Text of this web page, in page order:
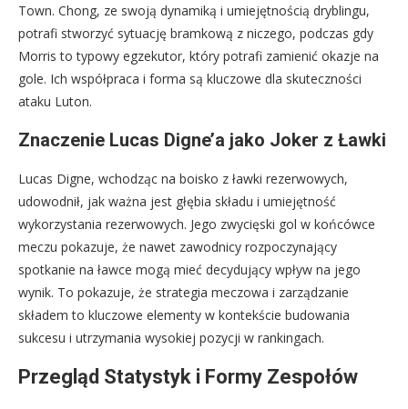
Town. Chong, ze swoją dynamiką i umiejętnością dryblingu,
potrafi stworzyć sytuację bramkową z niczego, podczas gdy
Morris to typowy egzekutor, który potrafi zamienić okazje na
gole. Ich współpraca i forma są kluczowe dla skuteczności
ataku Luton.
Znaczenie Lucas Digne’a jako Joker z Ławki
Lucas Digne, wchodząc na boisko z ławki rezerwowych,
udowodnił, jak ważna jest głębia składu i umiejętność
wykorzystania rezerwowych. Jego zwycięski gol w końcówce
meczu pokazuje, że nawet zawodnicy rozpoczynający
spotkanie na ławce mogą mieć decydujący wpływ na jego
wynik. To pokazuje, że strategia meczowa i zarządzanie
składem to kluczowe elementy w kontekście budowania
sukcesu i utrzymania wysokiej pozycji w rankingach.
Przegląd Statystyk i Formy Zespołów